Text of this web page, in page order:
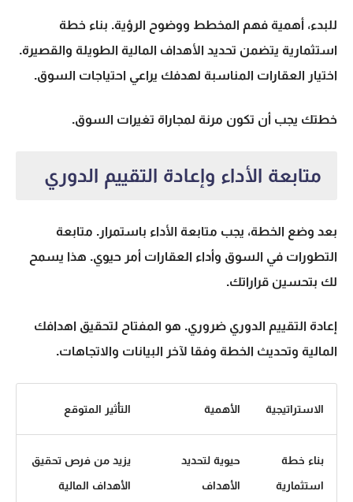
للبدء، أهمية فهم المخطط ووضوح الرؤية. بناء خطة
استثمارية يتضمن تحديد الأهداف المالية الطويلة والقصيرة.
اختيار العقارات المناسبة لهدفك يراعي احتياجات السوق.
خطتك يجب أن تكون مرنة لمجاراة تغيرات السوق.
متابعة الأداء وإعادة التقييم الدوري
بعد وضع الخطة، يجب متابعة الأداء باستمرار. متابعة
التطورات في السوق وأداء العقارات أمر حيوي. هذا يسمح
لك بتحسين قراراتك.
إعادة التقييم الدوري ضروري. هو المفتاح لتحقيق اهدافك
المالية وتحديث الخطة وفقا لآخر البيانات والاتجاهات.
الاستراتيجية الأهمية التأثير المتوقع
بناء خطة
استثمارية
حيوية لتحديد
الأهداف
يزيد من فرص تحقيق
الأهداف المالية